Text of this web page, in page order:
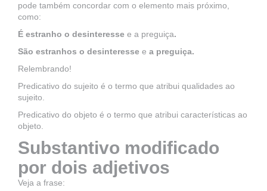
pode também concordar com o elemento mais próximo,
como:
É estranho o desinteresse e a preguiça.
São estranhos o desinteresse e a preguiça.
Relembrando!
Predicativo do sujeito é o termo que atribui qualidades ao
sujeito.
Predicativo do objeto é o termo que atribui características ao
objeto.
Substantivo modificado
por dois adjetivos
Veja a frase: